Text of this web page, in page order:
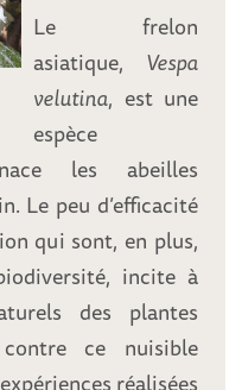
Le frelon
asiatique, Vespa
velutina, est une
espèce
les abeilles
Le peu d’efficacité
qui sont, en plus,
incite à
des plantes
ce nuisible